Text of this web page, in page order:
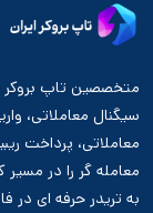
متخصصین تاپ بروکر
سیگنال معاملاتی،
معاملاتی، پرداخت
معامله گر را در
به تریدر حرفه ای در